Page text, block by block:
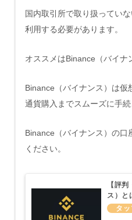
国内取引所で取り扱ってい
利用する必要があります。
オススメはBinance（バイナ
Binance（バイナンス）は仮
通貨購入までスムーズに手
Binance（バイナンス）の口
ください。
【評
ス）と
方法な